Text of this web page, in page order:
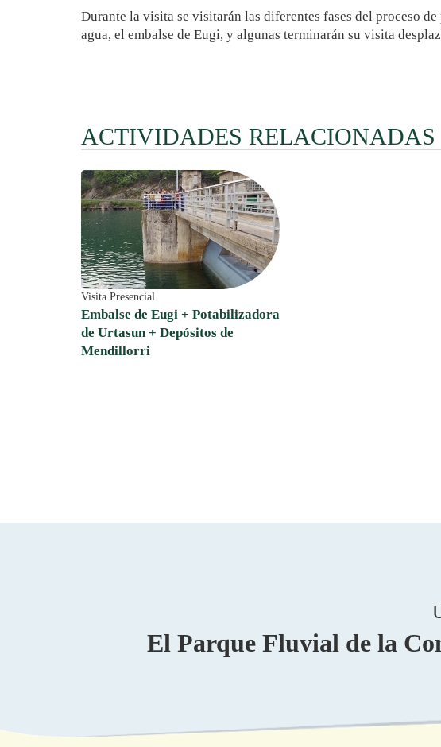
Durante la visita se visitarán las diferentes fases del proceso
agua, el embalse de Eugi, y algunas terminarán su visita
ACTIVIDADES RELACIONADAS
Visita Presencial
Embalse de Eugi + Potabilizadora
de Urtasun + Depósitos de
Mendillorri
El Parque Fluvial de la